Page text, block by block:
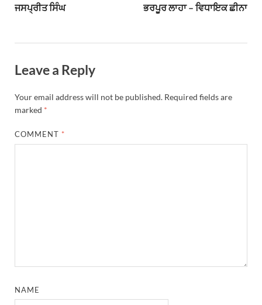
ਜਸਪ੍ਰੀਤ ਸਿੰਘ
ਭਰਪੂਰ ਲਾਹਾ – ਵਿਧਾਇਕ ਛੀਨਾ
Leave a Reply
Your email address will not be published. Required fields are
marked *
COMMENT *
NAME